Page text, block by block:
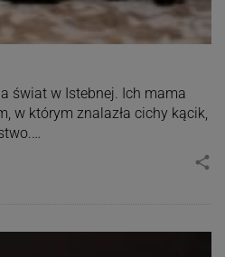
świat w Istebnej. Ich mama
w którym znalazła cichy kącik,
share